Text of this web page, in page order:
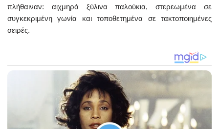
πλήθαιναν: αιχμηρά ξύλινα παλούκια, στερεωμένα σε
συγκεκριμένη γωνία και τοποθετημένα σε τακτοποιημένες
σειρές.